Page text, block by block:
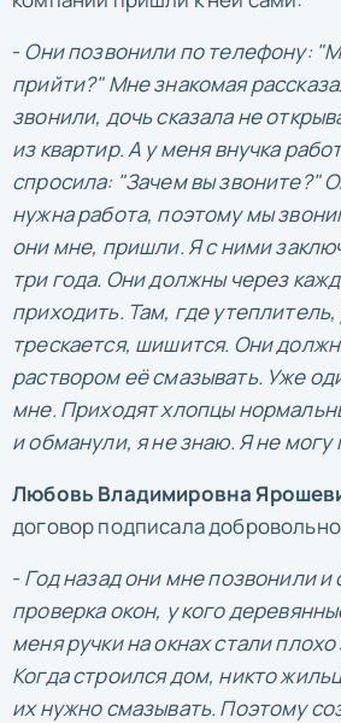
- Они позвонили по телефону:
прийти?" Мне знакомая
звонили, дочь сказала не
из квартир. А у меня внучка
спросила: "Зачем вы звоните?"
нужна работа, поэтому мы
они мне, пришли. Я с ними
три года. Они должны через
приходить. Там, где
трескается, шишится. Они
раствором её смазывать. Уже
мне. Приходят хлопцы
и обманули, я не знаю. Я не могу
Любовь Владимировна
договор подписала
- Год назад они мне позвонили и
проверка окон, у кого
меня ручки на окнах стали плохо
Когда строился дом, никто
их нужно смазывать. Поэтому